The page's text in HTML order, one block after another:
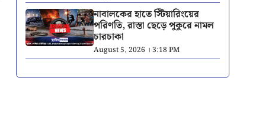
নাবালকের হাতে স্টিয়ারিংয়ের
পরিণতি, রাস্তা ছেড়ে পুকুরে নামল
চারচাকা
August 5, 2026 । 3:18 PM